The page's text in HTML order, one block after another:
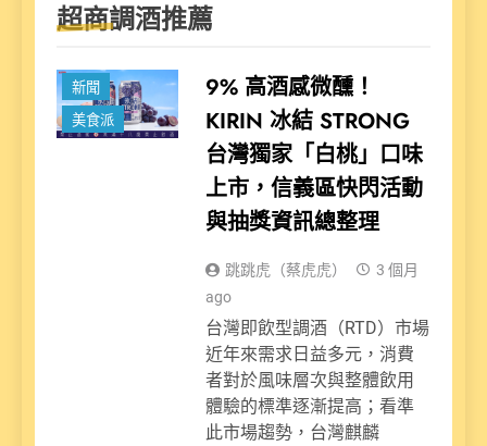
超商調酒推薦
新聞
美食派
9% 高酒感微醺！
KIRIN 冰結 STRONG
台灣獨家「白桃」口味
上市，信義區快閃活動
與抽獎資訊總整理
跳跳虎（蔡虎虎）
3 個月
ago
台灣即飲型調酒（RTD）市場
近年來需求日益多元，消費
者對於風味層次與整體飲用
體驗的標準逐漸提高；看準
此市場趨勢，台灣麒麟